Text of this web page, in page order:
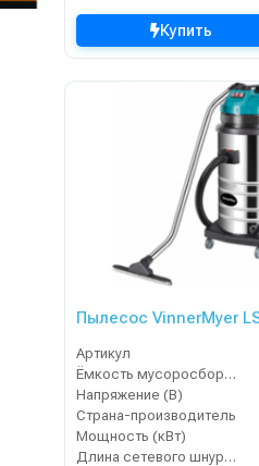
Купить
Пылесос VinnerMyer
Артикул
Ёмкость мусоросборника (л)
Напряжение (В)
Страна-производитель
Мощность (кВт)
Длина сетевого шнура (м)